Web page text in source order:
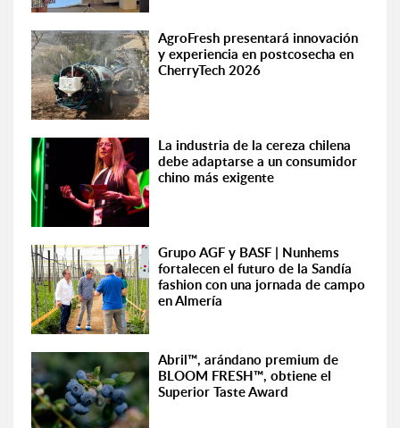
AgroFresh presentará innovación
y experiencia en postcosecha en
CherryTech 2026
La industria de la cereza chilena
debe adaptarse a un consumidor
chino más exigente
Grupo AGF y BASF | Nunhems
fortalecen el futuro de la Sandía
fashion con una jornada de campo
en Almería
Abril™, arándano premium de
BLOOM FRESH™, obtiene el
Superior Taste Award